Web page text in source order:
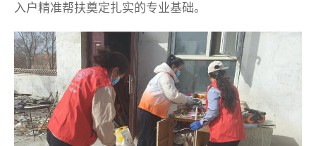
入户精准帮扶奠定扎实的专业基础。